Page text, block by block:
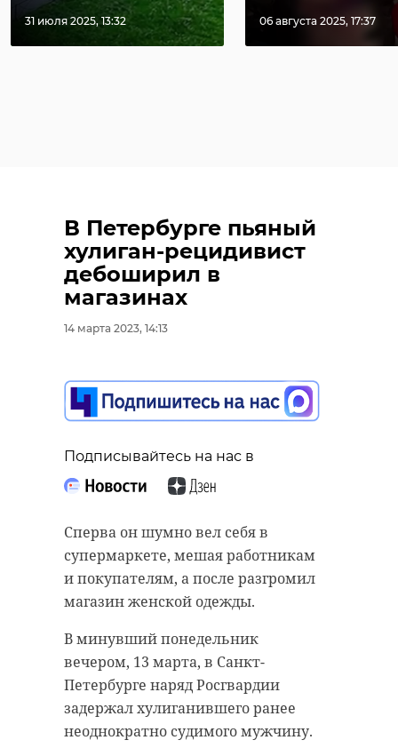
31 июля 2025, 13:32 06 августа 2025, 17:37
В Петербурге пьяный
хулиган-рецидивист
дебоширил в
магазинах
14 марта 2023, 14:13
Подписывайтесь на нас в
Сперва он шумно вел себя в
супермаркете, мешая работникам
и покупателям, а после разгромил
магазин женской одежды.
В минувший понедельник
вечером, 13 марта, в Санкт-
Петербурге наряд Росгвардии
задержал хулиганившего ранее
неоднократно судимого мужчину.